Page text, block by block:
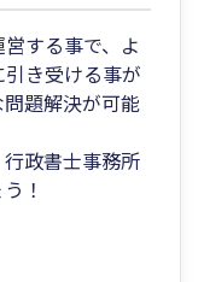
する事で、よ
き受ける事が
題解決が可能
政書士事務所
！